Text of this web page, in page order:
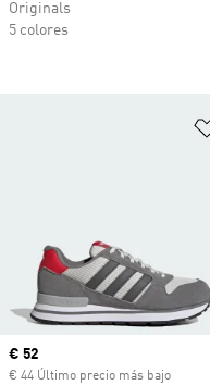
Precio actual
€ 52
€ 44 Último precio más bajo
Originals
5 colores